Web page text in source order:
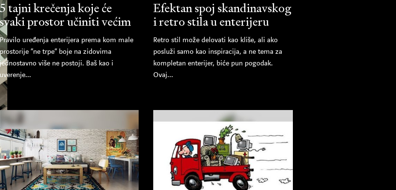
5 tajni krečenja koje će
svaki prostor učiniti većim
Pravilo uređenja enterijera prema kom male
“ne trpe” boje na zidovima
više ne postoji. Baš kao i
uverenje...
Efektan spoj skandinavskog
i retro stila u enterijeru
Retro stil može delovati kao kliše, ali ako
posluži samo kao inspiracija, a ne tema za
kompletan enterijer, biće pun pogodak.
Ovaj...